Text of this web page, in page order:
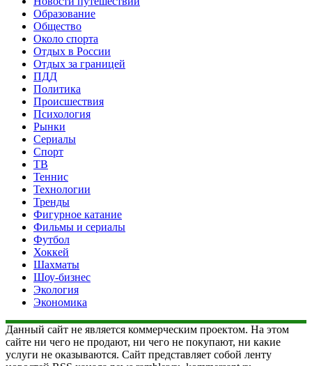
Образование
Общество
Около спорта
Отдых в России
Отдых за границей
ПДД
Политика
Происшествия
Психология
Рынки
Сериалы
Спорт
ТВ
Теннис
Технологии
Тренды
Фигурное катание
Фильмы и сериалы
Футбол
Хоккей
Шахматы
Шоу-бизнес
Экология
Экономика
Данный сайт не является коммерческим проектом. На этом
сайте ни чего не продают, ни чего не покупают, ни какие
услуги не оказываются. Сайт представляет собой ленту